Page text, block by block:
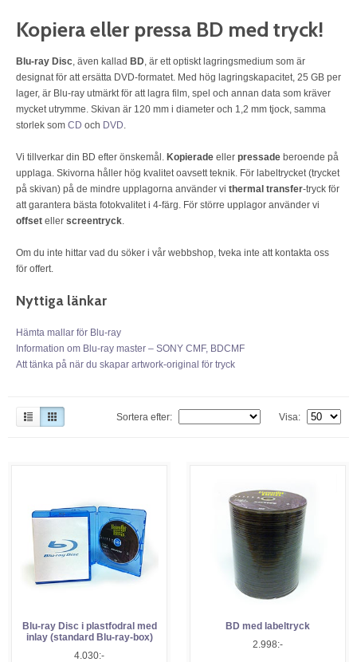
Kopiera eller pressa BD med tryck!
Blu-ray Disc, även kallad BD, är ett optiskt lagringsmedium som är
designat för att ersätta DVD-formatet. Med hög lagringskapacitet, 25 GB per
lager, är Blu-ray utmärkt för att lagra film, spel och annan data som kräver
mycket utrymme. Skivan är 120 mm i diameter och 1,2 mm tjock, samma
storlek som CD och DVD.
Vi tillverkar din BD efter önskemål. Kopierade eller pressade beroende på
upplaga. Skivorna håller hög kvalitet oavsett teknik. För labeltrycket (trycket
på skivan) på de mindre upplagorna använder vi thermal transfer-tryck för
att garantera bästa fotokvalitet i 4-färg. För större upplagor använder vi
offset eller screentryck.
Om du inte hittar vad du söker i vår webbshop, tveka inte att kontakta oss
för offert.
Nyttiga länkar
Hämta mallar för Blu-ray
Information om Blu-ray master – SONY CMF, BDCMF
Att tänka på när du skapar artwork-original för tryck
Sortera efter: Visa:
Blu-ray Disc i plastfodral med
inlay (standard Blu-ray-box)
4.030:-
BD med labeltryck
2.998:-